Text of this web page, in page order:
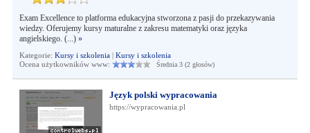
Exam Excellence to platforma edukacyjna stworzona z pasji do przekazywania
wiedzy. Oferujemy kursy maturalne z zakresu matematyki oraz języka
angielskiego. (...) »
Kategorie: Kursy i szkolenia| Kursy i szkolenia
Ocena użytkowników www:
Średnia 3 (2 głosów)
Język polski wypracowania
https://wypracowania.pl